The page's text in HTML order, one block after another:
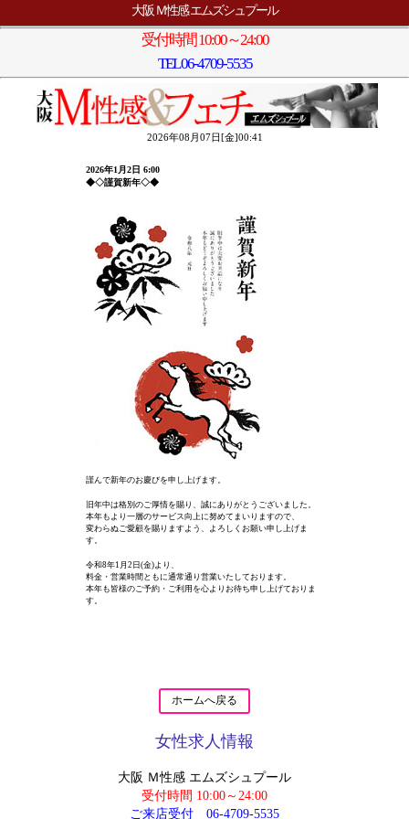
大阪 Ｍ性感 エムズシュプール
受付時間 10:00～24:00
TEL06-4709-5535
2026年08月07日[金]00:41
2026年1月2日 6:00
◆◇謹賀新年◇◆
謹んで新年のお慶びを申し上げます。
旧年中は格別のご厚情を賜り、誠にありがとうございました。
本年もより一層のサービス向上に努めてまいりますので、
変わらぬご愛顧を賜りますよう、よろしくお願い申し上げま
す。
令和8年1月2日(金)より、
料金・営業時間ともに通常通り営業いたしております。
本年も皆様のご予約・ご利用を心よりお待ち申し上げておりま
す。
ホームへ戻る
女性求人情報
大阪 Ｍ性感 エムズシュプール
受付時間 10:00～24:00
ご来店受付 06-4709-5535